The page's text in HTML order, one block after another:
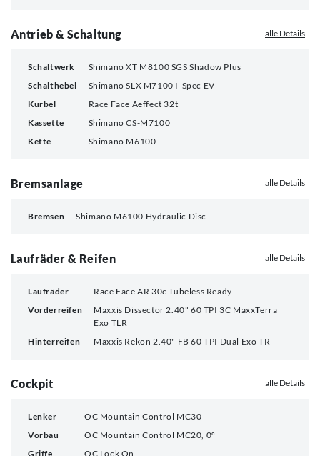
Antrieb & Schaltung alle Details
Schaltwerk
Shimano XT M8100 SGS Shadow Plus
Schalthebel
Shimano SLX M7100 I-Spec EV
Kurbel
Race Face Aeffect 32t
Kassette
Shimano CS-M7100
Kette
Shimano M6100
Bremsanlage alle Details
Bremsen Shimano M6100 Hydraulic Disc
Laufräder & Reifen alle Details
Laufräder
Race Face AR 30c Tubeless Ready
Vorderreifen
Maxxis Dissector 2.40" 60 TPI 3C MaxxTerra
Exo TLR
Hinterreifen
Maxxis Rekon 2.40" FB 60 TPI Dual Exo TR
Cockpit alle Details
Lenker
OC Mountain Control MC30
Vorbau
OC Mountain Control MC20, 0º
Griffe
OC Lock On